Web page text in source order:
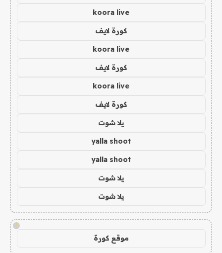
koora live
كورة لايف
koora live
كورة لايف
koora live
كورة لايف
يلا شوت
yalla shoot
yalla shoot
يلا شوت
يلا شوت
!
موقع كورة